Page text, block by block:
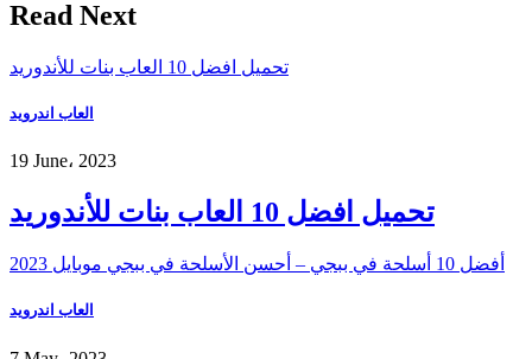
Read Next
تحميل افضل 10 العاب بنات للأندوريد
العاب اندرويد
19 June، 2023
تحميل افضل 10 العاب بنات للأندوريد
أفضل 10 أسلحة في ببجي – أحسن الأسلحة في ببجي موبايل 2023
العاب اندرويد